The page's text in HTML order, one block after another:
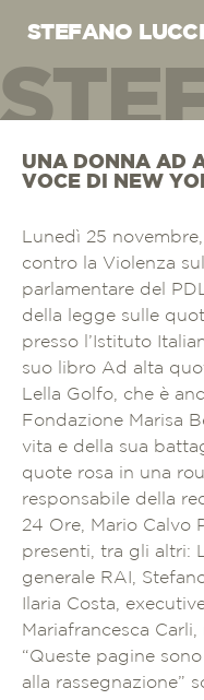
STEFANO
UNA DONNA AD
VOCE DI NEW
Lunedì 25
contro la Violenza
parlamentare del
della legge sulle
presso l’Istituto
suo libro Ad alta
Lella Golfo, che è
Fondazione Marisa
vita e della sua
quote rosa in una
responsabile della
24 Ore, Mario Calvo
presenti, tra gli altri:
generale RAI,
Ilaria Costa,
Mariafrancesca
“Queste pagine
alla rassegnazione”